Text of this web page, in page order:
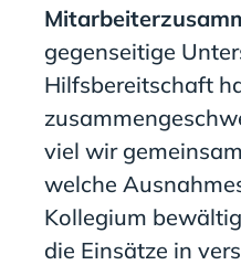
gegenseitige
Hilfsbereitschaft
viel wir
welche
Kollegium
die Einsätze in